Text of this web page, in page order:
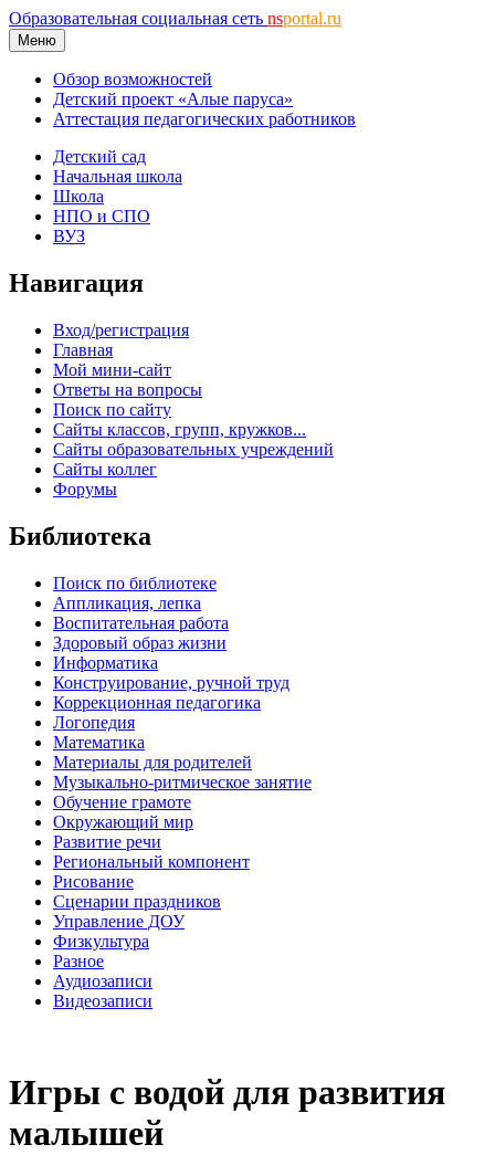
Образовательная социальная сеть nsportal.ru
Меню
Обзор возможностей
Детский проект «Алые паруса»
Аттестация педагогических работников
Детский сад
Начальная школа
Школа
НПО и СПО
ВУЗ
Навигация
Вход/регистрация
Главная
Мой мини-сайт
Ответы на вопросы
Поиск по сайту
Сайты классов, групп, кружков...
Сайты образовательных учреждений
Сайты коллег
Форумы
Библиотека
Поиск по библиотеке
Аппликация, лепка
Воспитательная работа
Здоровый образ жизни
Информатика
Конструирование, ручной труд
Коррекционная педагогика
Логопедия
Математика
Материалы для родителей
Музыкально-ритмическое занятие
Обучение грамоте
Окружающий мир
Развитие речи
Региональный компонент
Рисование
Сценарии праздников
Управление ДОУ
Физкультура
Разное
Аудиозаписи
Видеозаписи
Игры с водой для развития
малышей